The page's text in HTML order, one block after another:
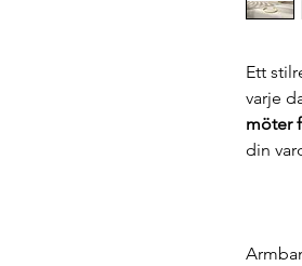
Ett
varje
möter
din